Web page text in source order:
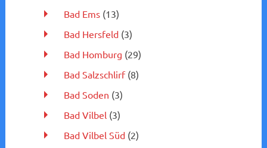
Bad Ems(13)
Bad Hersfeld(3)
Bad Homburg (29)
Bad Salzschlirf(8)
Bad Soden (3)
Bad Vilbel (3)
Bad Vilbel Süd(2)